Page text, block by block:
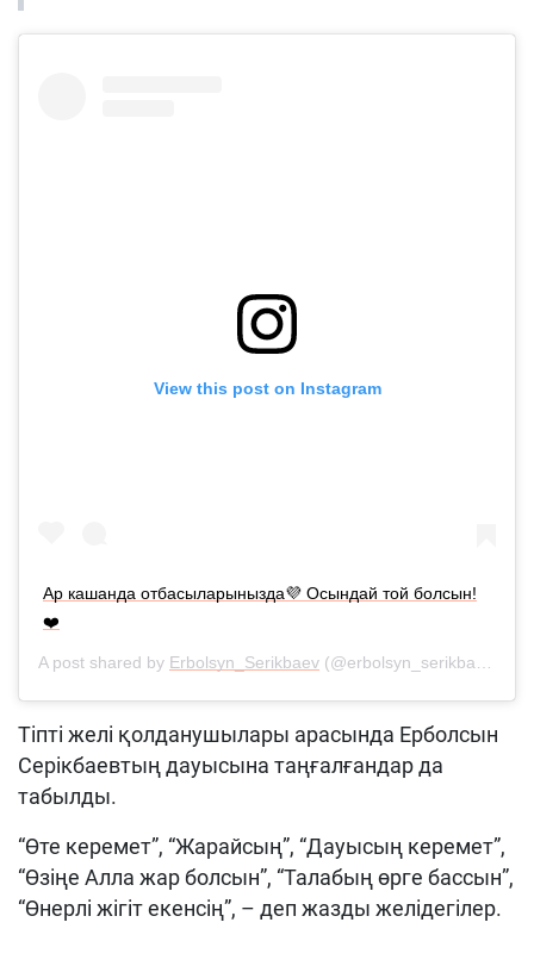
View this post on Instagram
Ар кашанда отбасыларынызда💜 Осындай той болсын!
❤️
A post shared by Erbolsyn_Serikbaev (@erbolsyn_serikbaev) on
Тіпті желі қолданушылары арасында Ерболсын
Серікбаевтың дауысына таңғалғандар да
табылды.
“Өте керемет”, “Жарайсың”, “Дауысың керемет”,
“Өзіңе Алла жар болсын”, “Талабың өрге бассын”,
“Өнерлі жігіт екенсің”, – деп жазды желідегілер.